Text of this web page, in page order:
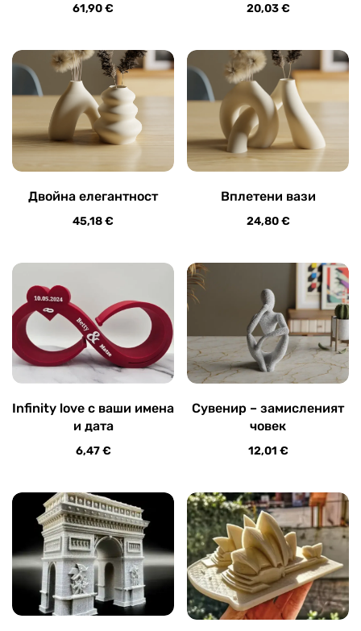
61,90€ 20,03€
Двойна елегантност
45,18€
Вплетени вази
24,80€
Infinity love с ваши имена
и дата
6,47€
Сувенир – замисленият
човек
12,01 €